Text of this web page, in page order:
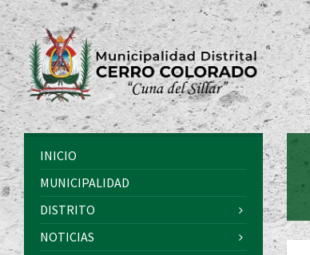
INICIO
MUNICIPALIDAD
DISTRITO
NOTICIAS